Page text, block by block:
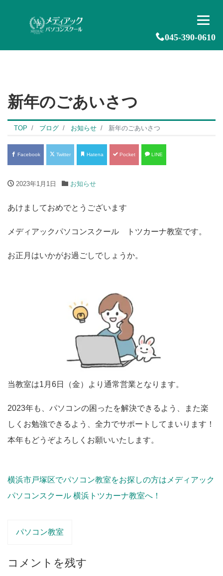
045-390-0610
新年のごあいさつ
TOP ブログ お知らせ 新年のごあいさつ
Facebook Twitter Hatena Pocket LINE
2023年1月1日 お知らせ
あけましておめでとうございます
メディアックパソコンスクール トツカーナ教室です。
お正月はいかがお過ごしでしょうか。
当教室は1月6日（金）より通常営業となります。
2023年も、パソコンの困ったを解決できるよう、また楽
しくお勉強できるよう、全力でサポートしてまいります！
本年もどうぞよろしくお願いいたします。
横浜市戸塚区でパソコン教室をお探しの方はメディアック
パソコンスクール 横浜トツカーナ教室へ！
パソコン教室
コメントを残す